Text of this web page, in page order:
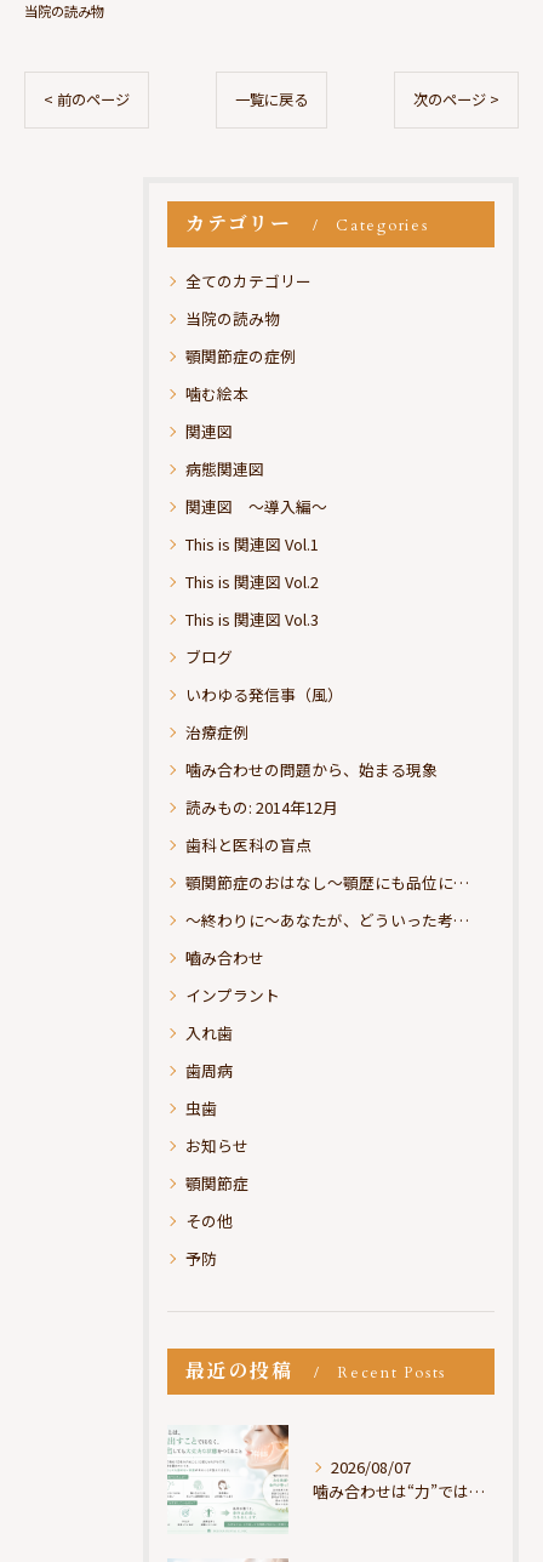
当院の読み物
< 前のページ 一覧に戻る 次のページ >
カテゴリー Categories
全てのカテゴリー
当院の読み物
顎関節症の症例
噛む絵本
関連図
病態関連図
関連図 ～導入編～
This is 関連図 Vol.1
This is 関連図 Vol.2
This is 関連図 Vol.3
ブログ
いわゆる発信事（風）
治療症例
噛み合わせの問題から、始まる現象
読みもの: 2014年12月
歯科と医科の盲点
顎関節症のおはなし～顎歴にも品位にこだわりたい
～終わりに～あなたが、どういった考えの治療をお求めになられるのか？
嚙み合わせ
インプラント
入れ歯
歯周病
虫歯
お知らせ
顎関節症
その他
予防
最近の投稿 Recent Posts
2026/08/07
噛み合わせは“力”ではなく“許可”である